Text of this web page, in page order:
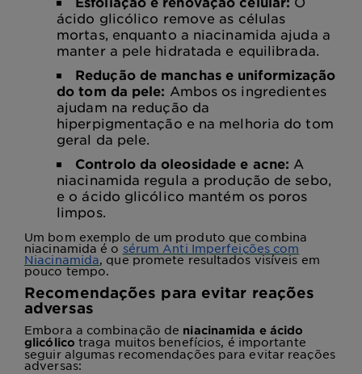
ácido glicólico remove as células
mortas, enquanto a niacinamida ajuda a
manter a pele hidratada e equilibrada.
Redução de manchas e uniformização
do tom da pele: Ambos os ingredientes
ajudam na redução da
hiperpigmentação e na melhoria do tom
geral da pele.
Controlo da oleosidade e acne: A
niacinamida regula a produção de sebo,
e o ácido glicólico mantém os poros
limpos.
Um bom exemplo de um produto que combina
niacinamida é o sérum Anti Imperfeições com
Niacinamida, que promete resultados visíveis em
pouco tempo.
Recomendações para evitar reações
adversas
Embora a combinação de niacinamida e ácido
glicólico traga muitos benefícios, é importante
seguir algumas recomendações para evitar reações
adversas: